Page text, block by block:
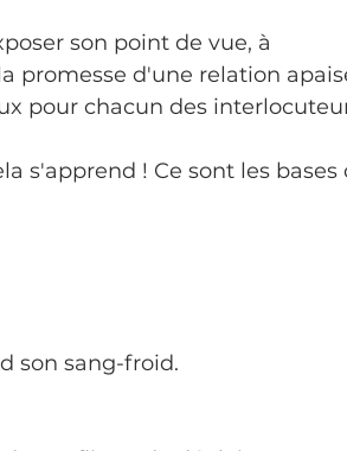
son point de vue, à
promesse d'une relation
pour chacun des
s'apprend ! Ce sont les bases
son sang-froid.